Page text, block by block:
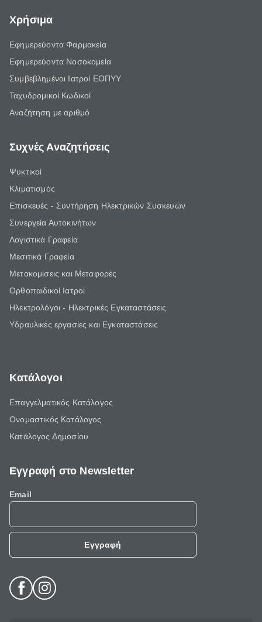
Χρήσιμα
Εφημερεύοντα Φαρμακεία
Εφημερεύοντα Νοσοκομεία
Συμβεβλημένοι Ιατροί ΕΟΠΥΥ
Ταχυδρομικοί Κωδικοί
Αναζήτηση με αριθμό
Συχνές Αναζητήσεις
Ψυκτικοί
Κλιματισμός
Επισκευές - Συντήρηση Ηλεκτρικών Συσκευών
Συνεργεία Αυτοκινήτων
Λογιστικά Γραφεία
Μεσιτικά Γραφεία
Μετακομίσεις και Μεταφορές
Ορθοπαιδικοί Ιατροί
Ηλεκτρολόγοι - Ηλεκτρικές Εγκαταστάσεις
Υδραυλικές εργασίες και Εγκαταστάσεις
Κατάλογοι
Επαγγελματικός Κατάλογος
Ονομαστικός Κατάλογος
Κατάλογος Δημοσίου
Εγγραφή στο Newsletter
Email
Εγγραφή